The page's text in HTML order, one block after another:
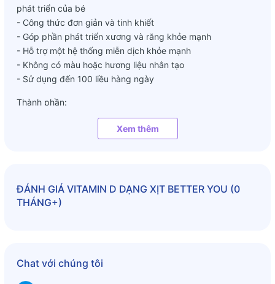
phát triển của bé
- Công thức đơn giản và tinh khiết
- Góp phần phát triển xương và răng khỏe mạnh
- Hỗ trợ một hệ thống miễn dịch khỏe mạnh
- Không có màu hoặc hương liệu nhân tạo
- Sử dụng đến 100 liều hàng ngày
Thành phần:
- Dầu dừa, cholecalciferol (vitamin D3).
Không đường - Không chứa gluten - Không có màu nhân
Hướng dẫn sử dụng:
- 1 lần xịt cung cấp 400IU vitamin D.
Lưu ý: Sản phẩm này không phải là thuốc và không thay
Xem thêm
ĐÁNH GIÁ VITAMIN D DẠNG XỊT BETTER YOU (0
THÁNG+)
Chat với chúng tôi